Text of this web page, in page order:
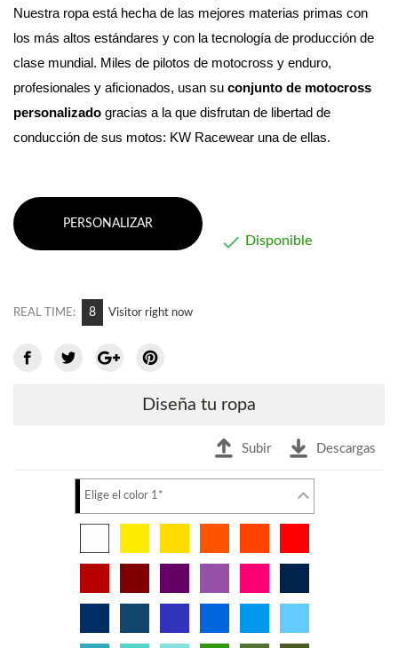
Nuestra ropa está hecha de las mejores materias primas con
los más altos estándares y con la tecnología de producción de
clase mundial. Miles de pilotos de motocross y enduro,
profesionales y aficionados, usan su conjunto de motocross
personalizado gracias a la que disfrutan de libertad de
conducción de sus motos: KW Racewear una de ellas.
PERSONALIZAR
 Disponible
REAL TIME: 10 Visitor right now
Diseña tu ropa
Subir Descargas
Elige el color 1*